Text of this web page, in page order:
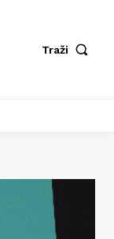
Traži